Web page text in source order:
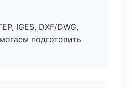
IGES, DXF/DWG,
подготовить